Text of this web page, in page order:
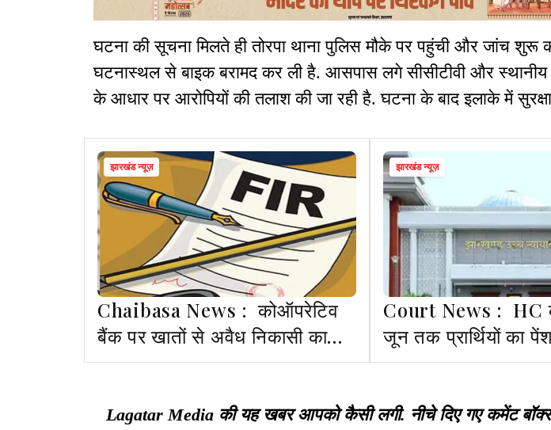
घटना की सूचना मिलते ही तोरपा थाना पुलिस मौके पर पहुंची और जांच शुरू
घटनास्थल से बाइक बरामद कर ली है. आसपास लगे सीसीटीवी और स्थानीय
के आधार पर आरोपियों की तलाश की जा रही है. घटना के बाद इलाके में
झारखंड न्यूज़
Chaibasa News : कोऑपरेटिव
बैंक पर खातों से अवैध निकासी का
आरोप, कोर्ट के आदेश पर दो FIR दर्ज
झारखंड न्यूज़
Court News : HC
जून तक प्रार्थियों का
भुगतान करें, नहीं तो उच्च
Lagatar Media की यह खबर आपको कैसी लगी. नीचे दिए गए कमेंट